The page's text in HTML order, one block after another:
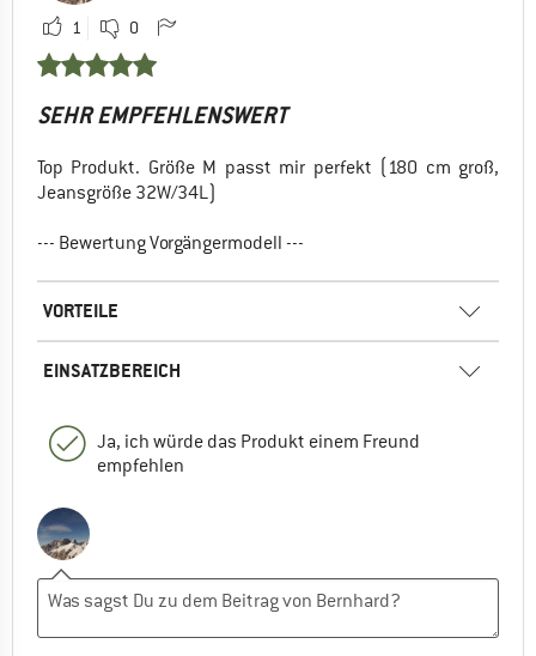
1 0
SEHR EMPFEHLENSWERT
Top Produkt. Größe M passt mir perfekt (180 cm groß,
Jeansgröße 32W/34L)
--- Bewertung Vorgängermodell ---
VORTEILE
EINSATZBEREICH
Ja, ich würde das Produkt einem Freund
empfehlen